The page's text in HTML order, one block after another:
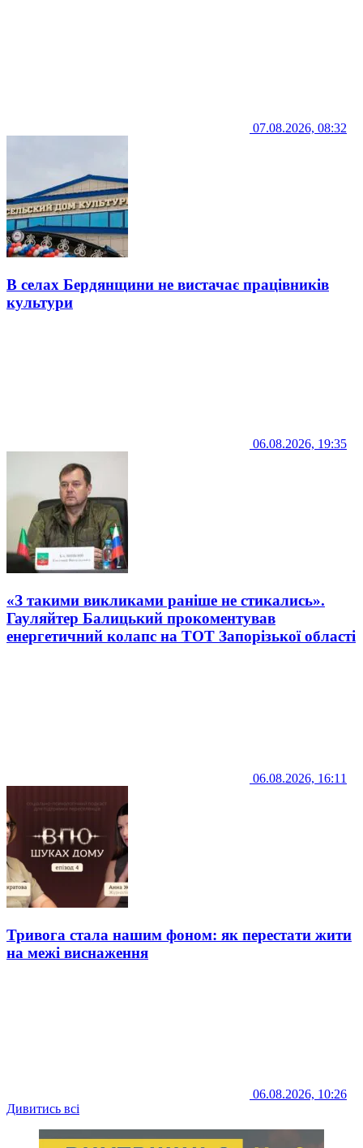
07.08.2026, 08:32
В селах Бердянщини не вистачає працівників
культури
06.08.2026, 19:35
«З такими викликами раніше не стикались».
Гауляйтер Балицький прокоментував
енергетичний колапс на ТОТ Запорізької області
06.08.2026, 16:11
Тривога стала нашим фоном: як перестати жити
на межі виснаження
06.08.2026, 10:26
Дивитись всі